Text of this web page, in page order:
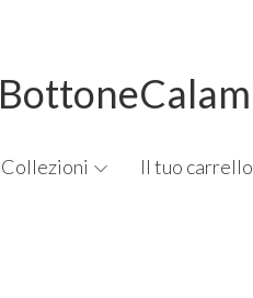
Collezioni Il tuo carrello